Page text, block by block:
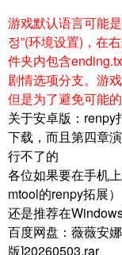
游戏默认语言可能
정”(环境设置)，在
件夹内包含
剧情选项分支。 游
但是为了避免可能
关于安卓版：
下载，而且第四章
行不了的
各位如果要在手机
mtool的renpy拓展
还是推荐在
百度网盘：薇薇安
版]20260503.rar